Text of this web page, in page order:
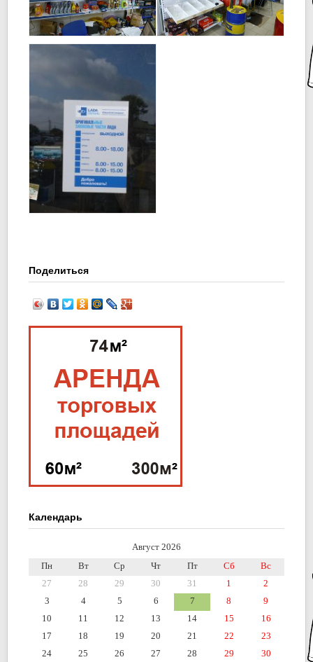
Поделиться
Календарь
Август 2026
Пн
Вт Ср Чт Пт Сб
Вс
27
28 29 30 31 1
2
3
4 5 6 7 8
9
10
11 12 13 14 15
16
17
18 19 20 21 22
23
24
25 26 27 28 29
30